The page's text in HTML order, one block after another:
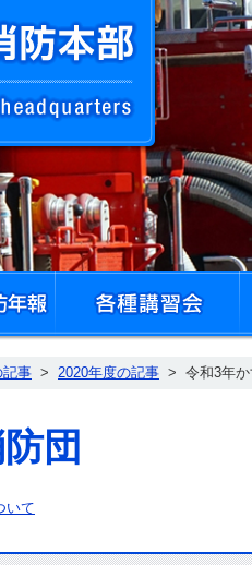
かすみがう
記事 > 2020年度の記事 > 令和3年
団
いて